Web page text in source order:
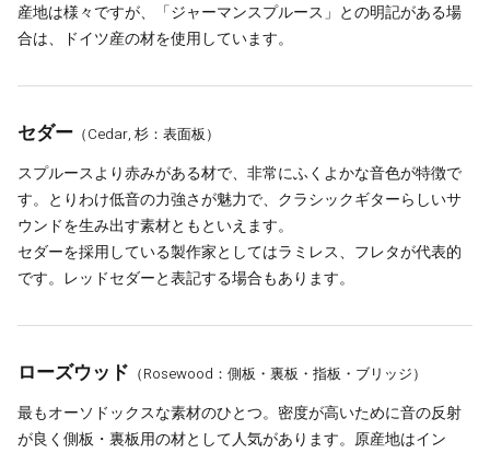
産地は様々ですが、「ジャーマンスプルース」との明記がある場
合は、ドイツ産の材を使用しています。
セダー （Cedar, 杉：表面板）
スプルースより赤みがある材で、非常にふくよかな音色が特徴で
す。とりわけ低音の力強さが魅力で、クラシックギターらしいサ
ウンドを生み出す素材ともといえます。
セダーを採用している製作家としてはラミレス、フレタが代表的
です。レッドセダーと表記する場合もあります。
ローズウッド （Rosewood：側板・裏板・指板・ブリッジ）
最もオーソドックスな素材のひとつ。密度が高いために音の反射
が良く側板・裏板用の材として人気があります。原産地はイン